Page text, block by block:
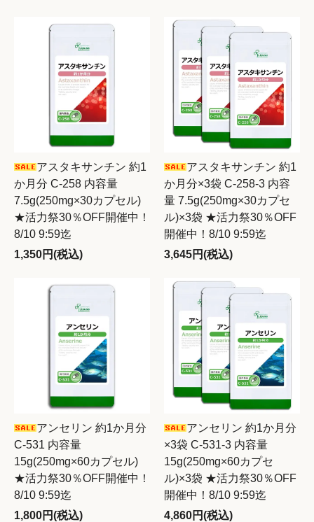
アスタキサンチン 約1
か月分 C-258 内容量
7.5g(250mg×30カプセル)
★活力祭30％OFF開催中！
8/10 9:59迄
1,350円(税込)
アスタキサンチン 約1
か月分×3袋 C-258-3 内容
量 7.5g(250mg×30カプセ
ル)×3袋 ★活力祭30％OFF
開催中！8/10 9:59迄
3,645円(税込)
アンセリン 約1か月分
C-531 内容量
15g(250mg×60カプセル)
★活力祭30％OFF開催中！
8/10 9:59迄
1,800円(税込)
アンセリン 約1か月分
×3袋 C-531-3 内容量
15g(250mg×60カプセ
ル)×3袋 ★活力祭30％OFF
開催中！8/10 9:59迄
4,860円(税込)